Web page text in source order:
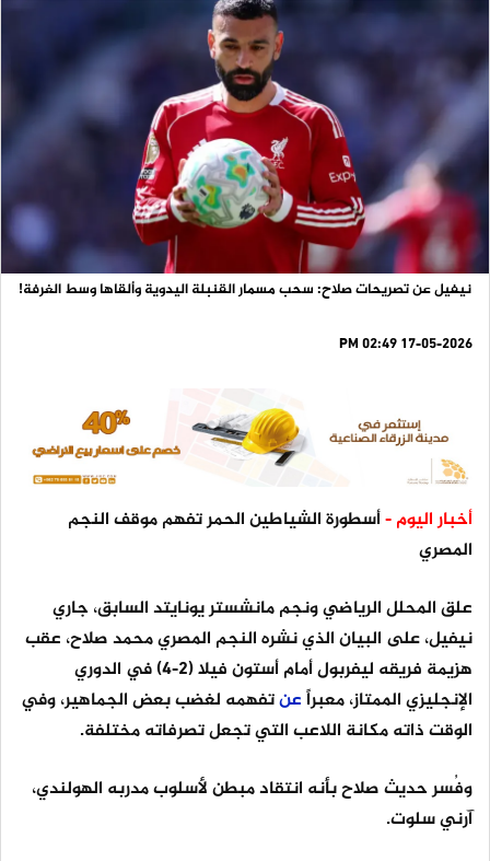
نيفيل عن تصريحات صلاح: سحب مسمار القنبلة اليدوية وألقاها وسط الغرفة!
17-05-2026 02:49 PM
أخبار اليوم -أسطورة الشياطين الحمر تفهم موقف النجم
المصري
علق المحلل الرياضي ونجم مانشستر يونايتد السابق، جاري
نيفيل، على البيان الذي نشره النجم المصري محمد صلاح، عقب
هزيمة فريقه ليفربول أمام أستون فيلا (2-4) في الدوري
الإنجليزي الممتاز، معبراًعنتفهمه لغضب بعض الجماهير، وفي
الوقت ذاته مكانة اللاعب التي تجعل تصرفاته مختلفة.
وفُسر حديث صلاح بأنه انتقاد مبطن لأسلوب مدربه الهولندي،
آرني سلوت.